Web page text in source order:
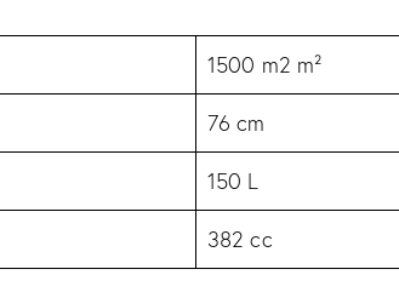
1500 m2 m²
76 cm
150 L
382 cc